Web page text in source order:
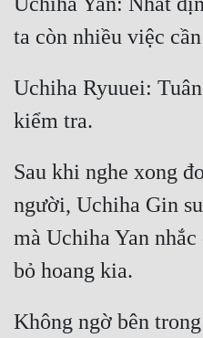
Uchiha Ryuuei:
Sau khi nghe xong
người, Uchiha Gin
mà Uchiha Yan
Không ngờ bên